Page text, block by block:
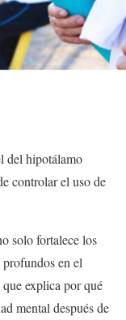
del hipotálamo
controlar el uso de
solo fortalece los
en el
explica por qué
mental después de